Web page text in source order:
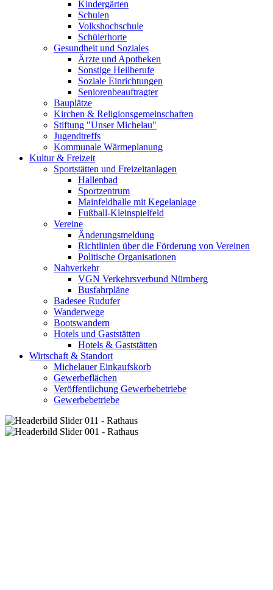
Kindergärten
Schulen
Volkshochschule
Schülerhorte
Gesundheit und Soziales
Ärzte und Apotheken
Sonstige Heilberufe
Soziale Einrichtungen
Seniorenbeauftragter
Bauplätze
Kirchen & Religionsgemeinschaften
Stiftung "Unser Michelau"
Jugendtreffs
Kommunale Wärmeplanung
Kultur & Freizeit
Sportstätten und Freizeitanlagen
Hallenbad
Sportzentrum
Mainfeldhalle mit Kegelanlage
Fußball-Kleinspielfeld
Vereine
Änderungsmeldung
Richtlinien über die Förderung von Vereinen
Politische Organisationen
Nahverkehr
VGN Verkehrsverbund Nürnberg
Busfahrpläne
Badesee Rudufer
Wanderwege
Bootswandern
Hotels und Gaststätten
Hotels & Gaststätten
Wirtschaft & Standort
Michelauer Einkaufskorb
Gewerbeflächen
Veröffentlichung Gewerbebetriebe
Gewerbebetriebe